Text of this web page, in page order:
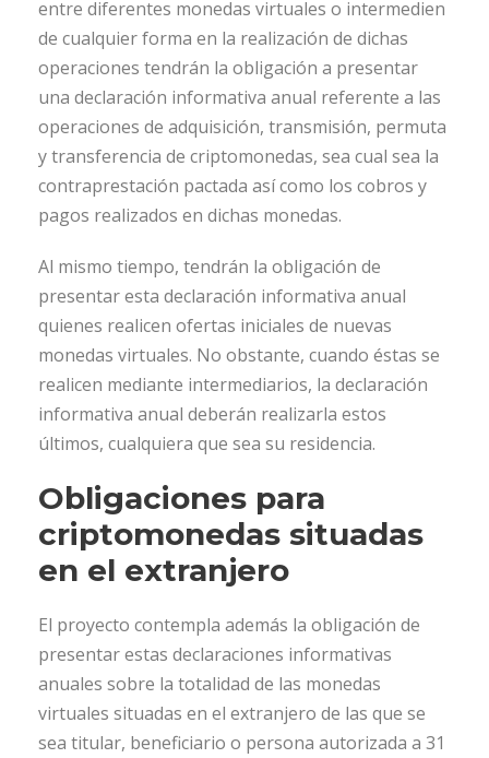
entre diferentes monedas virtuales o intermedien
de cualquier forma en la realización de dichas
operaciones tendrán la obligación a presentar
una declaración informativa anual referente a las
operaciones de adquisición, transmisión, permuta
y transferencia de criptomonedas, sea cual sea la
contraprestación pactada así como los cobros y
pagos realizados en dichas monedas.
Al mismo tiempo, tendrán la obligación de
presentar esta declaración informativa anual
quienes realicen ofertas iniciales de nuevas
monedas virtuales. No obstante, cuando éstas se
realicen mediante intermediarios, la declaración
informativa anual deberán realizarla estos
últimos, cualquiera que sea su residencia.
Obligaciones para
criptomonedas situadas
en el extranjero
El proyecto contempla además la obligación de
presentar estas declaraciones informativas
anuales sobre la totalidad de las monedas
virtuales situadas en el extranjero de las que se
sea titular, beneficiario o persona autorizada a 31